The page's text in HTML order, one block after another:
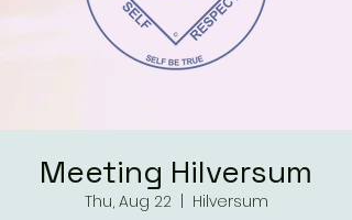
Meeting Hilversum
Thu, Aug 22
  |
Hilversum